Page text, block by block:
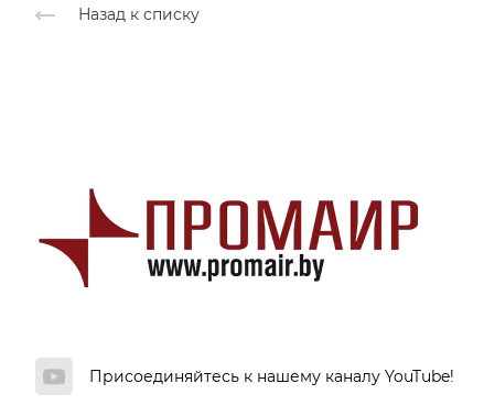
Назад к списку
Присоединяйтесь к нашему каналу YouTube!